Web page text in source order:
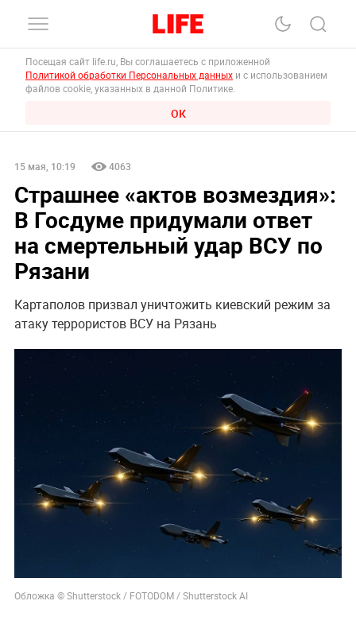
Посещая сайт life.ru, Вы соглашаетесь с приложенной
Политикой обработки Персональных данных и с использованием
файлов cookie, указанных в данной Политике.
ОК
15 мая, 10:19 4063
Страшнее «актов возмездия»:
В Госдуме придумали ответ
на смертельный удар ВСУ по
Рязани
Картаполов призвал уничтожить киевский режим за
атаку террористов ВСУ на Рязань
Обложка © Shutterstock / FOTODOM / Shutterstock AI